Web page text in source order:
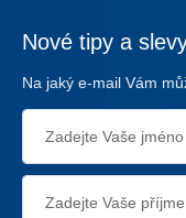
Nové tipy a
Na jaký e-mail Vám